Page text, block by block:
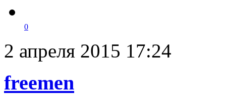
0
2 апреля 2015 17:24
freemen